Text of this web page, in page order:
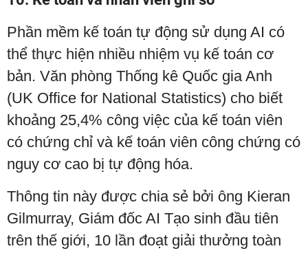
Phần mềm kế toán tự động sử dụng AI có
thể thực hiện nhiều nhiệm vụ kế toán cơ
bản. Văn phòng Thống kê Quốc gia Anh
(UK Office for National Statistics) cho biết
khoảng 25,4% công việc của kế toán viên
có chứng chỉ và kế toán viên công chứng có
nguy cơ cao bị tự động hóa.
Thông tin này được chia sẻ bởi ông Kieran
Gilmurray, Giám đốc AI Tạo sinh đầu tiên
trên thế giới, 10 lần đoạt giải thưởng toàn